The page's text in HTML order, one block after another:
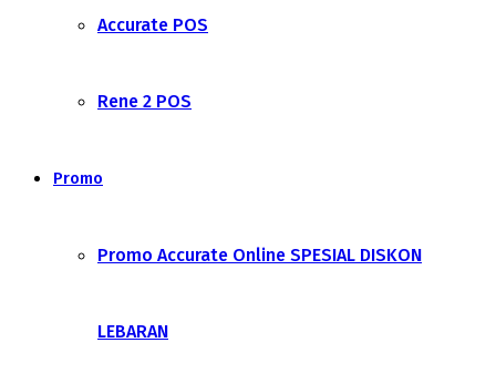
Accurate POS
Rene 2 POS
Promo
Promo Accurate Online SPESIAL DISKON
LEBARAN